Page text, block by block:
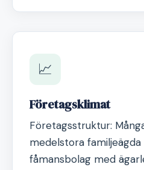
📈
Företagsklimat
Företagsstruktur:
medelstora
fåmansbolag med